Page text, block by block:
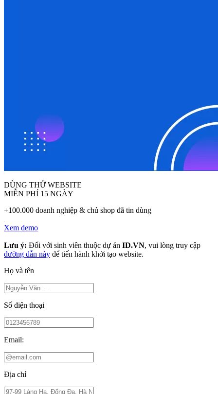
DÙNG THỬ WEBSITE
MIỄN PHÍ 15 NGÀY
+100.000 doanh nghiệp & chủ shop đã tin dùng
Xem demo
Lưu ý: Đối với sinh viên thuộc dự án ID.VN, vui lòng truy cập
đường dẫn này để tiến hành khởi tạo website.
Họ và tên
Số điện thoại
Email:
Địa chỉ